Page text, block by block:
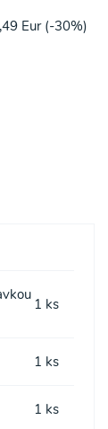
Eur (-30%)
1 ks
1 ks
1 ks